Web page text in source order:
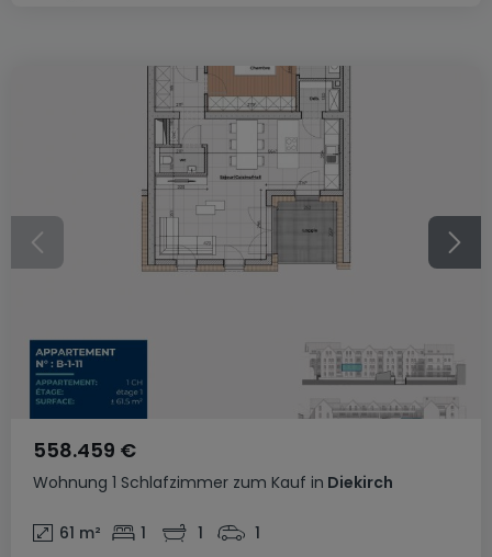
Wohnung 1 Schlafzimmer zum Kauf in Diekirch
558.459 €
61 m² 1 1 1